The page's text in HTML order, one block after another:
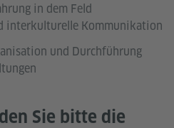
in dem Feld
interkulturelle Kommunikation
und Durchführung
Sie bitte die